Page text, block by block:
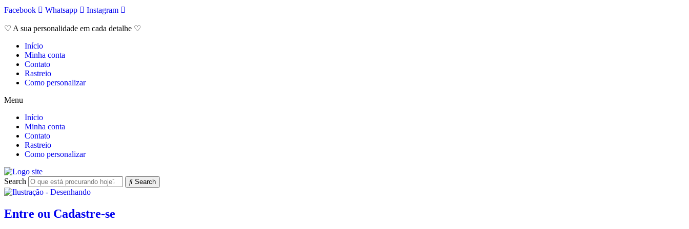
Ir
o
Facebook Whatsapp Instagram
♡ A sua personalidade em cada detalhe ♡
Início
Minha conta
Contato
Rastreio
Como personalizar
Menu
Início
Minha conta
Contato
Rastreio
Como personalizar
Search Search
Entre ou Cadastre-se